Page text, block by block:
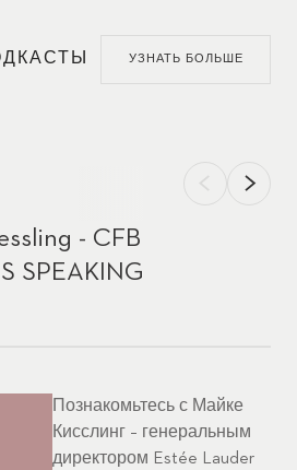
УЗНАТЬ БОЛЬШЕ
- CFB
SPEAKING
Познакомьтесь с Майке
Кисслинг – генеральным
директором Estée Lauder